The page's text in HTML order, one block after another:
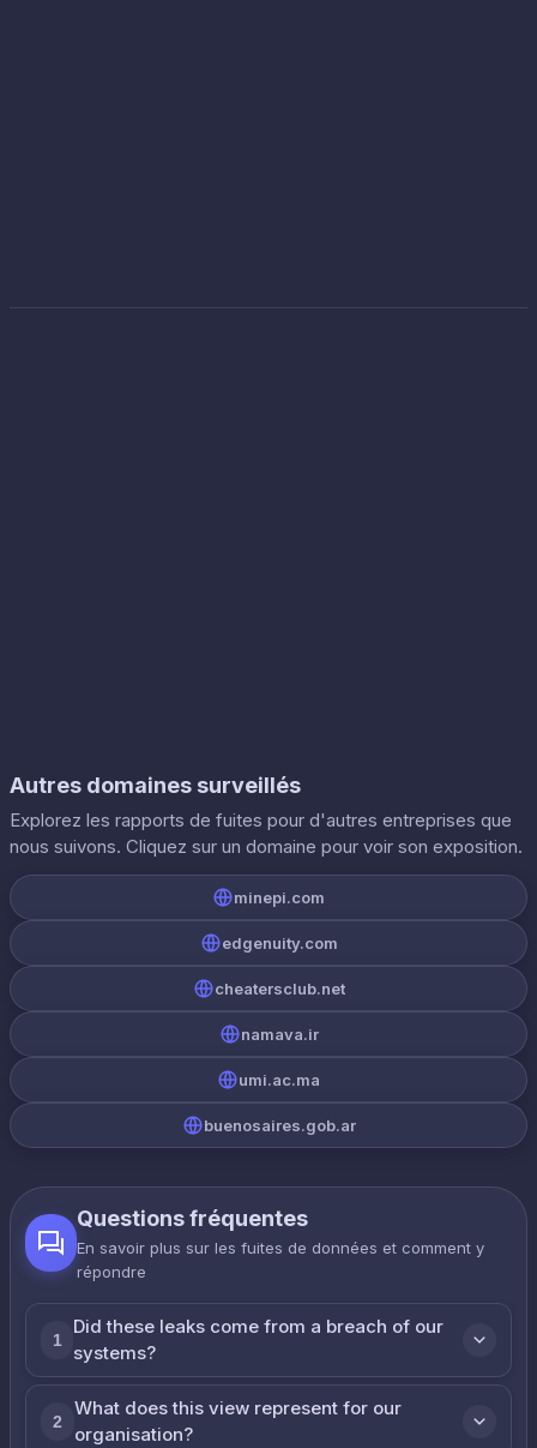
Autres domaines surveillés
Explorez les rapports de fuites pour d'autres entreprises que
nous suivons. Cliquez sur un domaine pour voir son exposition.
minepi.com
edgenuity.com
cheatersclub.net
namava.ir
umi.ac.ma
buenosaires.gob.ar
Questions fréquentes
En savoir plus sur les fuites de données et comment y
répondre
1
Did these leaks come from a breach of our
systems?
2
What does this view represent for our
organisation?